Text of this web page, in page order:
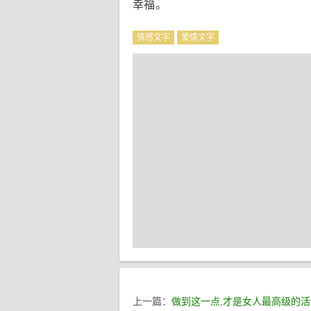
幸福。
情感文字 爱情文字
上一篇： 做到这一点,才是女人最高级的